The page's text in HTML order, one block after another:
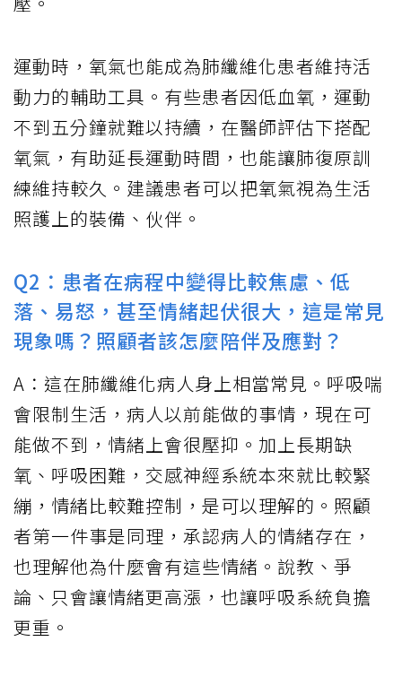
運動時，氧氣也能成為肺纖維化患者維持活
動力的輔助工具。有些患者因低血氧，運動
不到五分鐘就難以持續，在醫師評估下搭配
氧氣，有助延長運動時間，也能讓肺復原訓
練維持較久。建議患者可以把氧氣視為生活
照護上的裝備、伙伴。
Q2：患者在病程中變得比較焦慮、低
落、易怒，甚至情緒起伏很大，這是常見
現象嗎？照顧者該怎麼陪伴及應對？
A：這在肺纖維化病人身上相當常見。呼吸喘
會限制生活，病人以前能做的事情，現在可
能做不到，情緒上會很壓抑。加上長期缺
氧、呼吸困難，交感神經系統本來就比較緊
繃，情緒比較難控制，是可以理解的。照顧
者第一件事是同理，承認病人的情緒存在，
也理解他為什麼會有這些情緒。說教、爭
論、只會讓情緒更高漲，也讓呼吸系統負擔
更重。